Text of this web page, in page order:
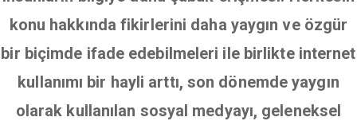
konu hakkında fikirlerini daha yaygın ve özgür
bir biçimde ifade edebilmeleri ile birlikte internet
kullanımı bir hayli arttı, son dönemde yaygın
olarak kullanılan sosyal medyayı, geleneksel